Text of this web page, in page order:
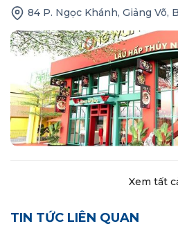
84 P. Ngọc Khánh, Giảng Võ,
Xem tất
TIN TỨC LIÊN QUAN